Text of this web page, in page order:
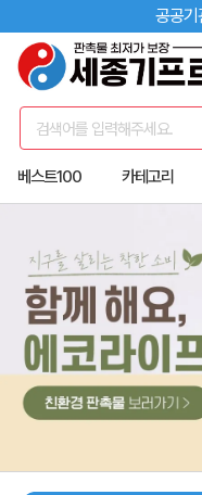
공공기
검색어를 입력해주세요.
베스트100 카테고리